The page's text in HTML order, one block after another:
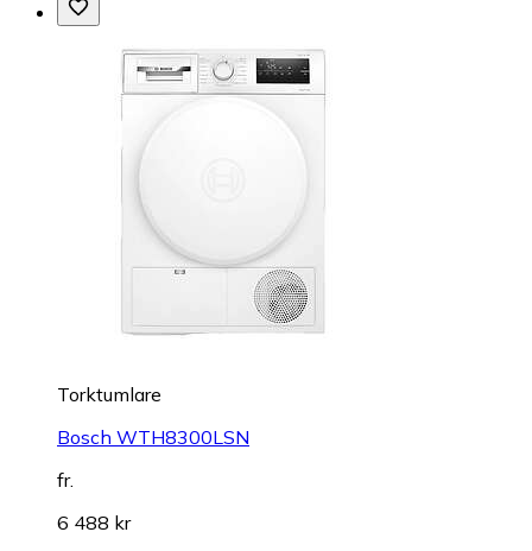
Torktumlare
Bosch WTH8300LSN
fr.
6 488 kr